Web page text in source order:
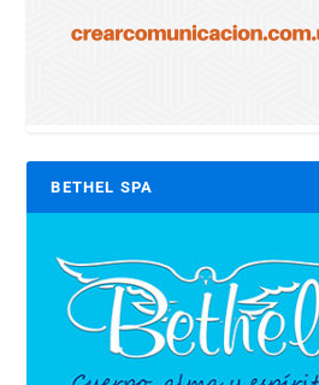
BETHEL SPA